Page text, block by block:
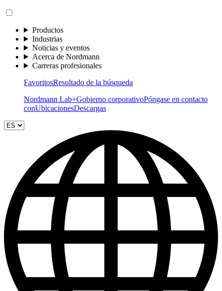
Productos
Industrias
Noticias y eventos
Acerca de Nordmann
Carreras profesionales
FavoritosResultado de la búsqueda
Nordmann Lab+Gobierno corporativoPóngase en contacto
conUbicacionesDescargas